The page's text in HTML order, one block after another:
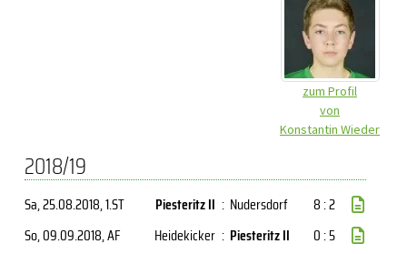
zum Profil
von
Konstantin Wieder
2018/19
Sa, 25.08.2018, 1.ST Piesteritz II : Nudersdorf
8 : 2
So, 09.09.2018, AF Heidekicker : Piesteritz II
0 : 5